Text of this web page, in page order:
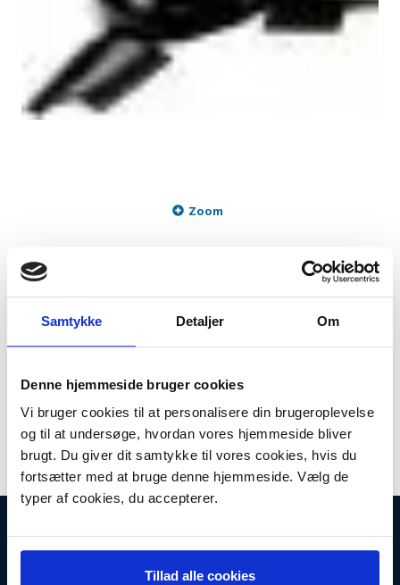
Samtykke Detaljer Om
Denne hjemmeside bruger cookies
Vi bruger cookies til at personalisere din brugeroplevelse
og til at undersøge, hvordan vores hjemmeside bliver
brugt. Du giver dit samtykke til vores cookies, hvis du
fortsætter med at bruge denne hjemmeside. Vælg de
typer af cookies, du accepterer.
Tillad alle cookies
Zoom
399,95 DKK
pakkeshop ved køb over 599,-
Lager:
På lager
Antal LÆG I KURV
Fortrydelsesret